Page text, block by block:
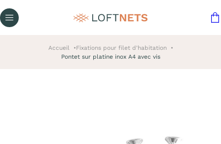
Accueil
Fixations pour filet d'habitation
Pontet sur platine inox A4 avec vis